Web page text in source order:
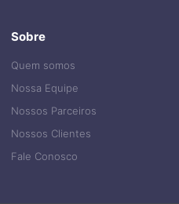
Sobre
Quem somos
Nossa Equipe
Nossos Parceiros
Nossos Clientes
Fale Conosco